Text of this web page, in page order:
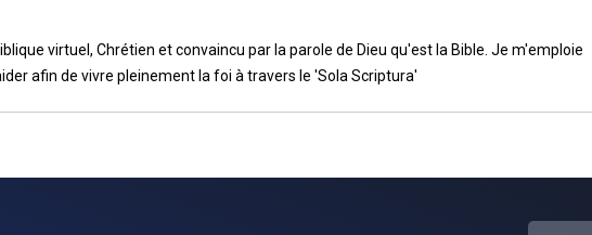
virtuel, Chrétien et convaincu par la parole de Dieu qu'est la Bible. Je m'emploie
afin de vivre pleinement la foi à travers le 'Sola Scriptura'